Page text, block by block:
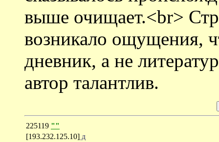
выше очищает.<br>
возникало ощущения,
дневник, а не
автор талантлив.
225119 ""
[193.232.125.10] д